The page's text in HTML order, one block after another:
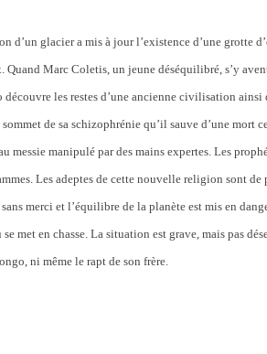
d’un glacier a mis à jour l’existence d’une grotte
Marc Coletis, un jeune déséquilibré, s’y
les restes d’une ancienne civilisation ainsi
de sa schizophrénie qu’il sauve d’une mort
messie manipulé par des mains expertes. Les
Les adeptes de cette nouvelle religion sont
merci et l’équilibre de la planète est mis en
met en chasse. La situation est grave, mais pas
ni même le rapt de son frère.